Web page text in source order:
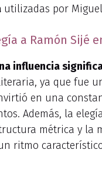
utilizadas por
a Ramón Sijé
influencia
ya que fue
en una
Además, la
métrica y la
ritmo